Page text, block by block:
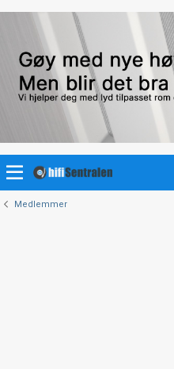
Medlemmer